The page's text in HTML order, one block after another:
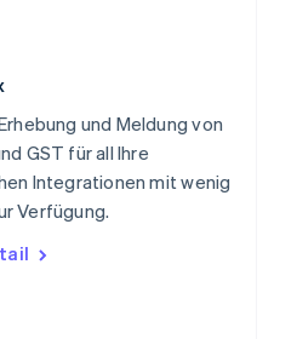
und Meldung von
GST für all Ihre
Integrationen mit wenig
Verfügung.
Hongkong,